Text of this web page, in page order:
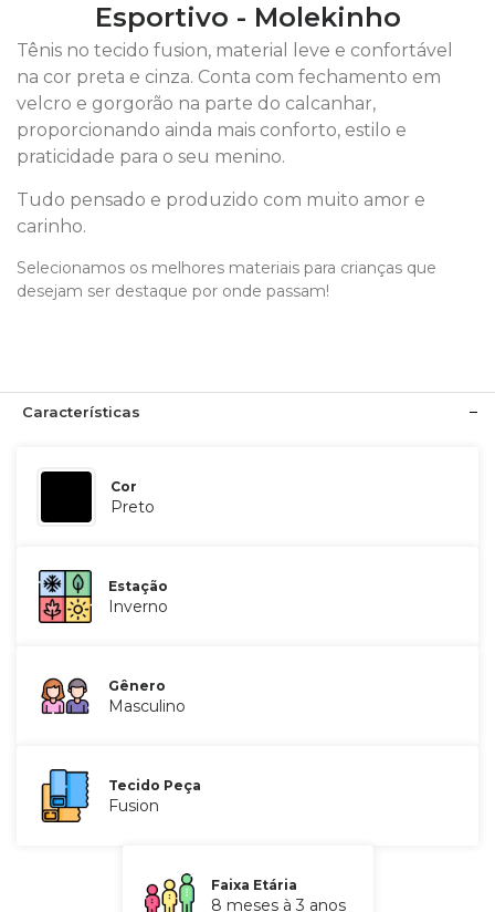
Esportivo - Molekinho
Tênis no tecido fusion, material leve e confortável
na cor preta e cinza. Conta com fechamento em
velcro e gorgorão na parte do calcanhar,
proporcionando ainda mais conforto, estilo e
praticidade para o seu menino.
Tudo pensado e produzido com muito amor e
carinho.
Selecionamos os melhores materiais para crianças que
desejam ser destaque por onde passam!
Características
Cor
Preto
Estação
Inverno
Gênero
Masculino
Tecido Peça
Fusion
Faixa Etária
8 meses à 3 anos